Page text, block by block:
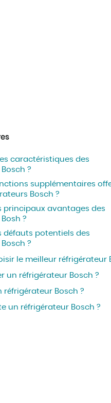
caractéristiques des
?
supplémentaires
Bosch ?
principaux avantages des
?
défauts potentiels des
?
le meilleur réfrigérateur
un réfrigérateur Bosch ?
réfrigérateur Bosch ?
un réfrigérateur Bosch ?